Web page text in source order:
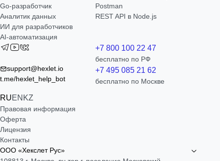
Go-разработчик
Аналитик данных
ИИ для разработчиков
AI-автоматизация
Postman
REST API в Node.js
support@hexlet.io
t.me/hexlet_help_bot
RUEN KZ
+7 800 100 22 47
бесплатно по РФ
+7 495 085 21 62
бесплатно по Москве
Правовая информация
Оферта
Лицензия
Контакты
ООО «Хекслет Рус»